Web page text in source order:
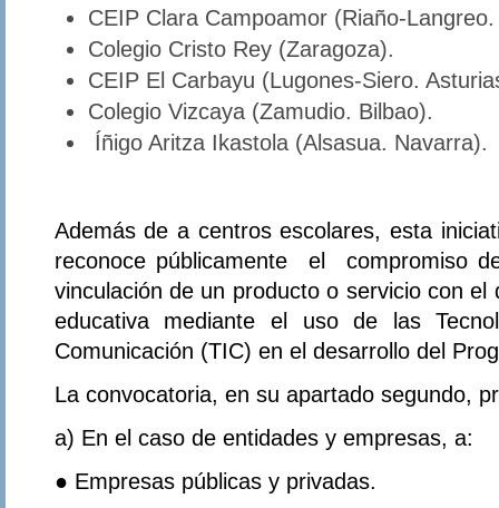
CEIP Clara Campoamor (Riaño-
Colegio Cristo Rey (Zaragoza).
CEIP El Carbayu (Lugones-Siero.
Colegio Vizcaya (Zamudio. Bilbao).
Íñigo Aritza Ikastola (Alsasua. Navarra).
Además de a centros escolares, esta
reconoce públicamente el compromiso
vinculación de un producto o servicio con
educativa mediante el uso de las
Comunicación (TIC) en el desarrollo del
La convocatoria, en su apartado segundo,
a) En el caso de entidades y empresas, a:
● Empresas públicas y privadas.